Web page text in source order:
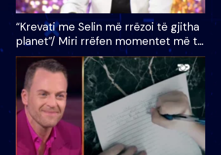
“Krevati me Selin më rrëzoi të gjitha
planet”/ Miri rrëfen momentet më të
bukura në shtëpinë e BB VIP: Do më
mungojë zilja e mëngjesit kur…